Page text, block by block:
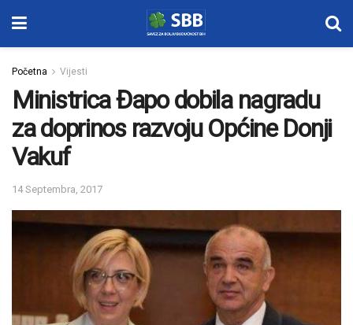
Početna Vijesti
Ministrica Đapo dobila nagradu
za doprinos razvoju Općine Donji
Vakuf
14 Septembra, 2017